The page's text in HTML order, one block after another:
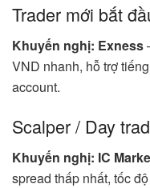
Trader mới bắt
Khuyến nghị: Exness
VND nhanh, hỗ trợ
account.
Scalper / Day
Khuyến nghị: IC
spread thấp nhất, tốc